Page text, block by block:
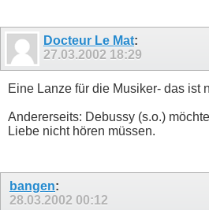
Docteur Le Mat:
27.03.2002 18:29
Eine Lanze für die Musiker- das ist
Andererseits: Debussy (s.o.)
Liebe nicht hören müssen.
bangen:
28.03.2002 00:12